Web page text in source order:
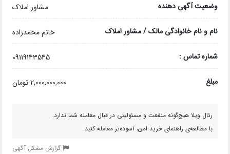
وضعیت آگهی دهنده مشاور املاک
نام و نام خانوادگی مالک / مشاور املاک خانم محمدزاده
شماره تماس : 09119143545
مبلغ 2,000,000,000 تومان
رئال ویلا هیچ‌گونه منفعت و مسئولیتی در قبال معامله شما ندارد.
با مطالعه‌ی راهنمای خرید امن، آسوده‌تر معامله کنید.
گزارش مشکل آگهی